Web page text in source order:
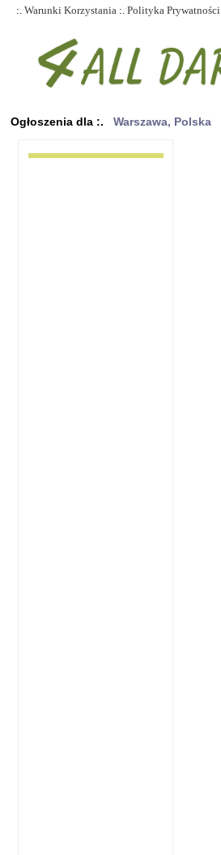
:. Warunki Korzystania :. Polityka Prywatności
Ogłoszenia dla :.Warszawa, Polska